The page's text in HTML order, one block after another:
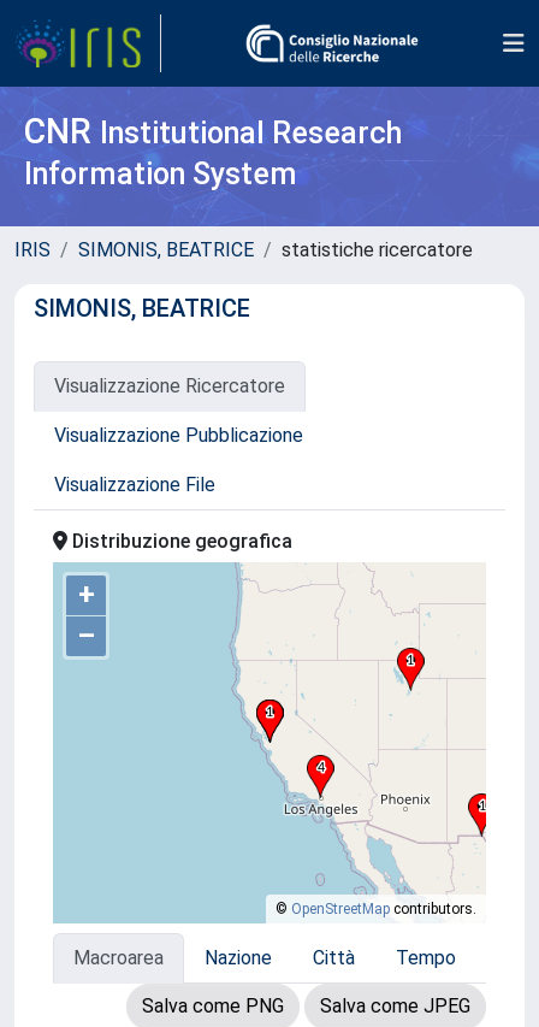
CNR Institutional Research
Information System
IRIS SIMONIS, BEATRICE statistiche ricercatore
SIMONIS, BEATRICE
Visualizzazione Ricercatore
Visualizzazione Pubblicazione
Visualizzazione File
Distribuzione geografica
+
–
© OpenStreetMap contributors.
Macroarea Nazione Città Tempo
Salva come PNG Salva come JPEG